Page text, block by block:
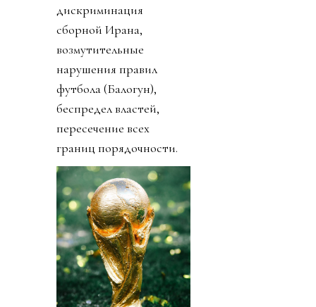
дискриминация
сборной Ирана,
возмутительные
нарушения правил
футбола (Балогун),
беспредел властей,
пересечение всех
границ порядочности.